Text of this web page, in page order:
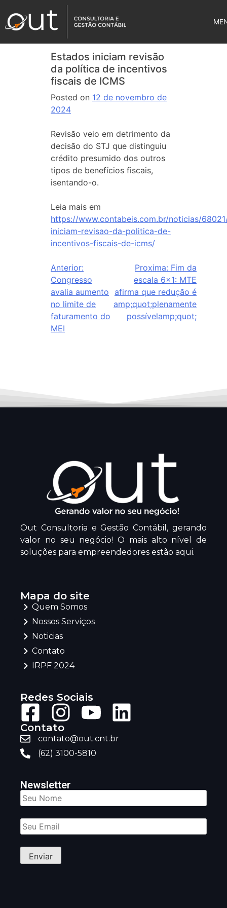
Estados iniciam revisão
da política de incentivos
fiscais de ICMS
Posted on 12 de novembro de
2024
Revisão veio em detrimento da
decisão do STJ que distinguiu
crédito presumido dos outros
tipos de benefícios fiscais,
isentando-o.
Leia mais em
https://www.contabeis.com.br/noticias/
iniciam-revisao-da-politica-de-
incentivos-fiscais-de-icms/
Anterior:
Congresso
avalia aumento
no limite de
faturamento do
MEI
Proxima: Fim da
escala 6×1: MTE
afirma que redução é
amp;quot;plenamente
possívelamp;quot;
Out Consultoria e Gestão Contábil, gerando
valor no seu negócio! O mais alto nível de
soluções para empreendedores estão aqui.
Mapa do site
Quem Somos
Nossos Serviços
Noticias
Contato
IRPF 2024
Redes Sociais
Contato
contato@out.cnt.br
(62) 3100-5810
Newsletter